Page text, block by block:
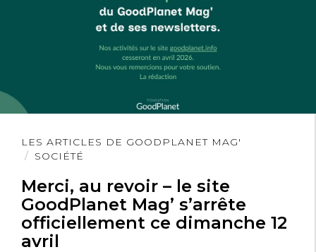
LES ARTICLES DE GOODPLANET MAG'
SOCIÉTÉ
Merci, au revoir – le site
GoodPlanet Mag’ s’arrête
officiellement ce dimanche 12
avril
Lire
l'article